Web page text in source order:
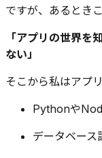
ですが、あるとき
「アプリの世界を
ない」
そこから私はアプ
Pythonや
データベース